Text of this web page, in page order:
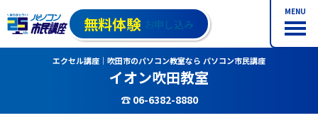
MENU
無料体験 お申し込み
エクセル講座｜吹田市のパソコン教室なら パソコン市民講座
イオン吹田教室
☎ 06-6382-8880